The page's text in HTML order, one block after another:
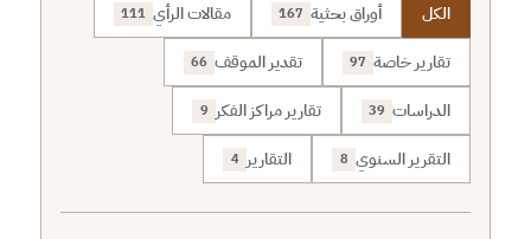
الكل أوراق بحثية 167 مقالات الرأي 111
تقارير خاصة 97 تقدير الموقف 66
الدراسات 39 تقارير مراكز الفكر 9
التقرير السنوي 8 التقارير 4